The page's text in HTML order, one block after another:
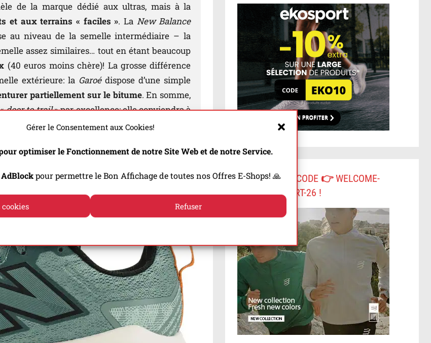
Gérer le Consentement aux Cookies!
optimiser le Fonctionnement de notre Site Web et de notre Service.
AdBlockpour permettre le Bon Affichage de toutes nos Offres E-Shops! 🙏
Refuser
de la marque dédié aux ultras, mais à la
et aux terrains « faciles ». La New Balance
au niveau de la semelle intermédiaire – la
assez similaires… tout en étant beaucoup
(40 euros moins chère)! La grosse différence
extérieure: la Garoédispose d’une simple
partiellement sur le bitume. En somme,
door to trail» par excellence: elle conviendra à
sur des terrains peu techniques et
à
constituer une solution de prédilection pour
-10% AVEC LE CODE 👉 WELCOME-
COMPRESSPORT-26 !